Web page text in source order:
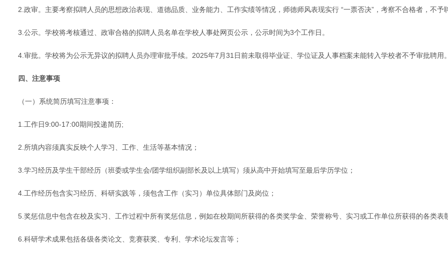
2.政审。主要考察拟聘人员的思想政治表现、道德品质、业务能力、工作实绩等情况，师德师风表现实行 “一票否决”，考察不合格者，不予
3.公示。学校将考核通过、政审合格的拟聘人员名单在学校人事处网页公示，公示时间为3个工作日。
4.审批。学校将为公示无异议的拟聘人员办理审批手续。2025年7月31日前未取得毕业证、学位证及人事档案未能转入学校者不予审批聘用。
四、注意事项
（一）系统简历填写注意事项：
1.工作日9:00-17:00期间投递简历;
2.所填内容须真实反映个人学习、工作、生活等基本情况；
3.学习经历及学生干部经历（班委或学生会/团学组织副部长及以上填写）须从高中开始填写至最后学历学位；
4.工作经历包含实习经历、科研实践等，须包含工作（实习）单位具体部门及岗位；
5.奖惩信息中包含在校及实习、工作过程中所有奖惩信息，例如在校期间所获得的各类奖学金、荣誉称号、实习或工作单位所获得的各类表
6.科研学术成果包括各级各类论文、竞赛获奖、专利、学术论坛发言等；